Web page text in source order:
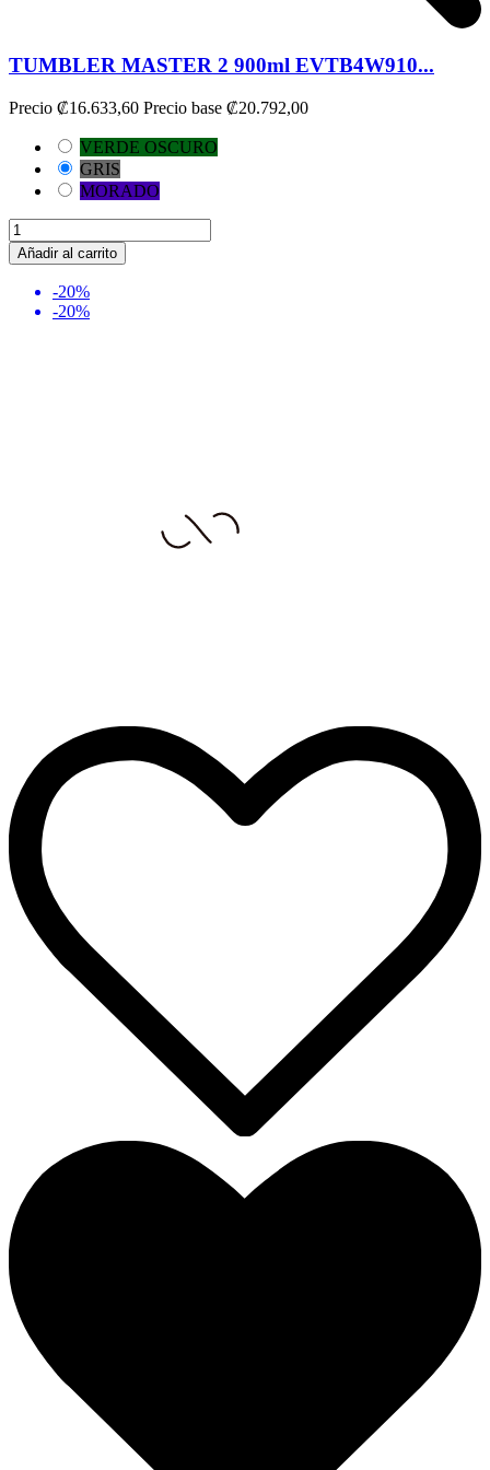
TUMBLER MASTER 2 900ml EVTB4W910...
Precio ₡16.633,60 Precio base ₡20.792,00
VERDE OSCURO
GRIS
MORADO
Añadir al carrito
-20%
-20%